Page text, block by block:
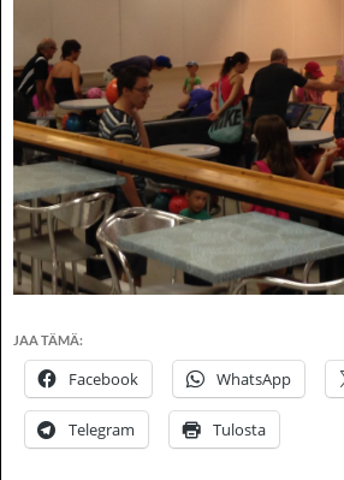
JAA TÄMÄ:
Facebook WhatsApp
Telegram Tulosta